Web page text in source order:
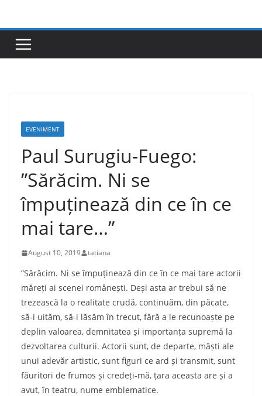
content
EVENIMENT
Paul Surugiu-Fuego:
”Sărăcim. Ni se
împuținează din ce în ce
mai tare…”
August 10, 2019 tatiana
”Sărăcim. Ni se împuținează din ce în ce mai tare actorii
măreți ai scenei românești. Deși asta ar trebui să ne
trezească la o realitate crudă, continuăm, din păcate,
să-i uităm, să-i lăsăm în trecut, fără a le recunoaște pe
deplin valoarea, demnitatea și importanța supremă la
dezvoltarea culturii. Actorii sunt, de departe, măști ale
unui adevăr artistic, sunt figuri ce ard și transmit, sunt
făuritori de frumos și credeți-mă, țara aceasta are și a
avut, în teatru, nume emblematice.